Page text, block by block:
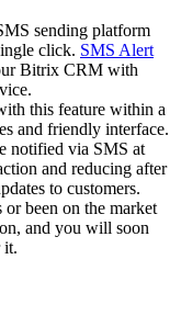
sending platform
click. SMS Alert
Bitrix CRM with
this feature within a
and friendly interface.
notified via SMS at
and reducing after
to customers.
been on the market
and you will soon
it.